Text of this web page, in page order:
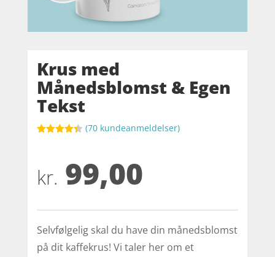
Krus med
Månedsblomst & Egen
Tekst
baseret
på
kundebedø
(70 kundeanmeldelser)
kr. 99,00
Selvfølgelig skal du have din månedsblomst
på dit kaffekrus! Vi taler her om et